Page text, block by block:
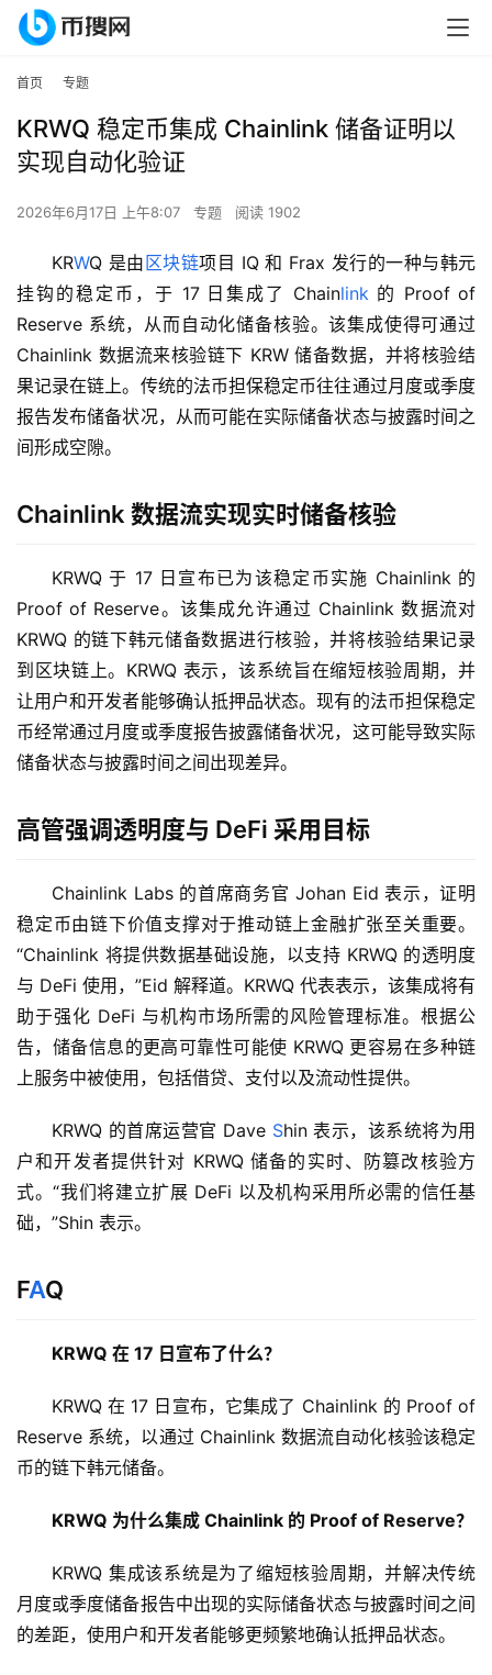
首
页
首页 专题
KRWQ 稳定币集成 Chainlink 储备证明以
实现自动化验证
2026年6月17日 上午8:07 专题 阅读 1902
KRWQ 是由 区块链项目 IQ 和 Frax 发行的一种与韩元
挂钩的稳定币，于 17 日集成了 Chainlink 的 Proof of
Reserve 系统，从而自动化储备核验。该集成使得可通过
Chainlink 数据流来核验链下 KRW 储备数据，并将核验结
果记录在链上。传统的法币担保稳定币往往通过月度或季度
报告发布储备状况，从而可能在实际储备状态与披露时间之
间形成空隙。
Chainlink 数据流实现实时储备核验
KRWQ 于 17 日宣布已为该稳定币实施 Chainlink 的
Proof of Reserve。该集成允许通过 Chainlink 数据流对
KRWQ 的链下韩元储备数据进行核验，并将核验结果记录
到区块链上。KRWQ 表示，该系统旨在缩短核验周期，并
让用户和开发者能够确认抵押品状态。现有的法币担保稳定
币经常通过月度或季度报告披露储备状况，这可能导致实际
储备状态与披露时间之间出现差异。
高管强调透明度与 DeFi 采用目标
Chainlink Labs 的首席商务官 Johan Eid 表示，证明
稳定币由链下价值支撑对于推动链上金融扩张至关重要。
“Chainlink 将提供数据基础设施，以支持 KRWQ 的透明度
与 DeFi 使用，”Eid 解释道。KRWQ 代表表示，该集成将有
助于强化 DeFi 与机构市场所需的风险管理标准。根据公
告，储备信息的更高可靠性可能使 KRWQ 更容易在多种链
上服务中被使用，包括借贷、支付以及流动性提供。
KRWQ 的首席运营官 Dave Shin 表示，该系统将为用
户和开发者提供针对 KRWQ 储备的实时、防篡改核验方
式。“我们将建立扩展 DeFi 以及机构采用所必需的信任基
础，”Shin 表示。
FAQ
KRWQ 在 17 日宣布了什么？
KRWQ 在 17 日宣布，它集成了 Chainlink 的 Proof of
Reserve 系统，以通过 Chainlink 数据流自动化核验该稳定
币的链下韩元储备。
KRWQ 为什么集成 Chainlink 的 Proof of Reserve？
KRWQ 集成该系统是为了缩短核验周期，并解决传统
月度或季度储备报告中出现的实际储备状态与披露时间之间
的差距，使用户和开发者能够更频繁地确认抵押品状态。